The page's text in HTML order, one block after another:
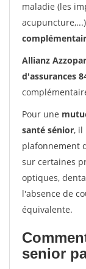
maladie (les
Allianz
d'assurances
Pour une
santé sénior, il
plafonnement
sur certaines
optiques,
l'absence de
équivalente.
senior